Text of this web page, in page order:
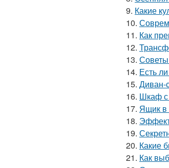
9. Какие
10.
11. Как
12.
13. Советы
14. Есть
15. Диван-
16. Шкаф с
17. Ящик в
18.
19.
20. Какие
21. Как